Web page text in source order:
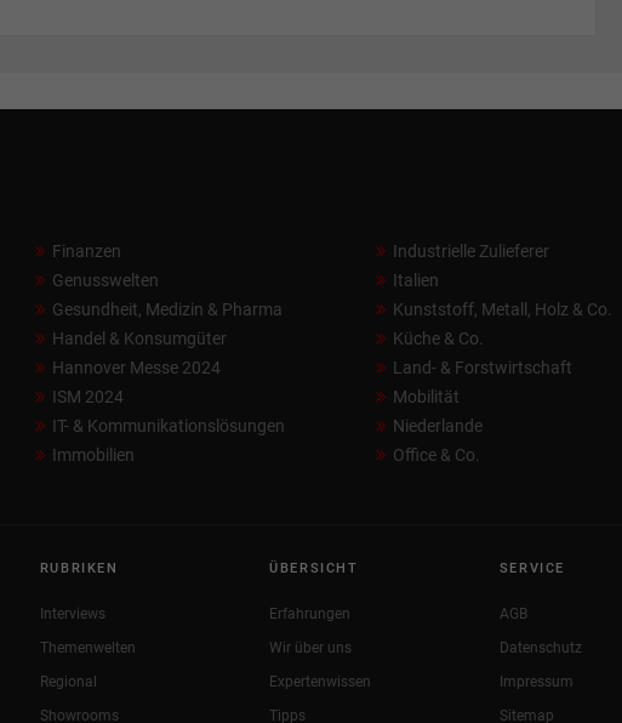
Finanzen
Genusswelten
Gesundheit, Medizin & Pharma
Handel & Konsumgüter
Hannover Messe 2024
ISM 2024
IT- & Kommunikationslösungen
Immobilien
Industrielle Zulieferer
Italien
Kunststoff, Metall, Holz & Co.
Küche & Co.
Land- & Forstwirtschaft
Mobilität
Niederlande
Office & Co.
RUBRIKEN
Interviews
Themenwelten
Regional
Showrooms
ÜBERSICHT
Erfahrungen
Wir über uns
Expertenwissen
Tipps
SERVICE
AGB
Datenschutz
Impressum
Sitemap